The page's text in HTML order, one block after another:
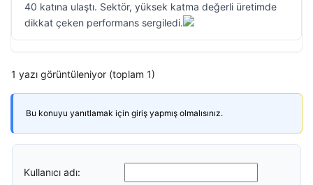
40 katına ulaştı. Sektör, yüksek katma değerli üretimde
dikkat çeken performans sergiledi.
1 yazı görüntüleniyor (toplam 1)
Bu konuyu yanıtlamak için giriş yapmış olmalısınız.
Kullanıcı adı: